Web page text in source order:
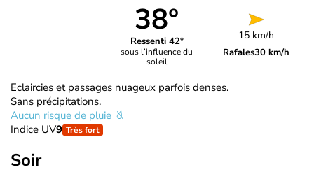
38°
Ressenti 42°
sous l’influence du
soleil
15 km/h
Rafales30 km/h
Eclaircies et passages nuageux parfois denses.
Sans précipitations.
Aucun risque de pluie
Indice UV9 Très fort
Soir